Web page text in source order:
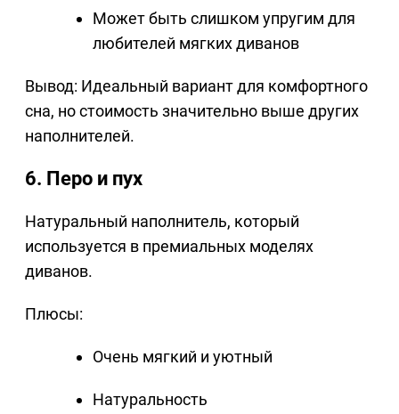
Может быть слишком упругим для
любителей мягких диванов
Вывод: Идеальный вариант для комфортного
сна, но стоимость значительно выше других
наполнителей.
6. Перо и пух
Натуральный наполнитель, который
используется в премиальных моделях
диванов.
Плюсы:
Очень мягкий и уютный
Натуральность